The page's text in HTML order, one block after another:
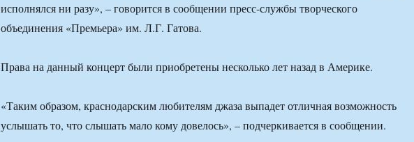
исполнялся ни разу», – говорится в сообщении пресс-службы творческого
объединения «Премьера» им. Л.Г. Гатова.
Права на данный концерт были приобретены несколько лет назад в Америке.
«Таким образом, краснодарским любителям джаза выпадет отличная возможность
услышать то, что слышать мало кому довелось», – подчеркивается в сообщении.